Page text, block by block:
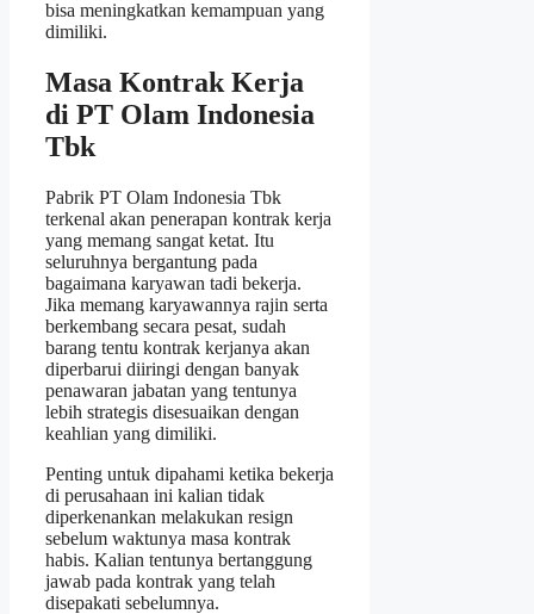
bisa meningkatkan kemampuan yang
dimiliki.
Masa Kontrak Kerja
di PT Olam Indonesia
Tbk
Pabrik PT Olam Indonesia Tbk
terkenal akan penerapan kontrak kerja
yang memang sangat ketat. Itu
seluruhnya bergantung pada
bagaimana karyawan tadi bekerja.
Jika memang karyawannya rajin serta
berkembang secara pesat, sudah
barang tentu kontrak kerjanya akan
diperbarui diiringi dengan banyak
penawaran jabatan yang tentunya
lebih strategis disesuaikan dengan
keahlian yang dimiliki.
Penting untuk dipahami ketika bekerja
di perusahaan ini kalian tidak
diperkenankan melakukan resign
sebelum waktunya masa kontrak
habis. Kalian tentunya bertanggung
jawab pada kontrak yang telah
disepakati sebelumnya.